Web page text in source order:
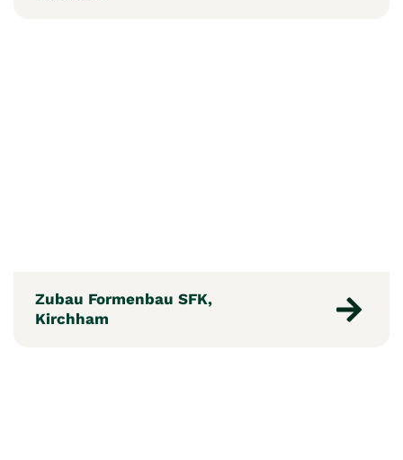
Zubau Formenbau SFK,
Kirchham